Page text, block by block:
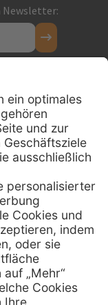
Newsletter:
7
30
96